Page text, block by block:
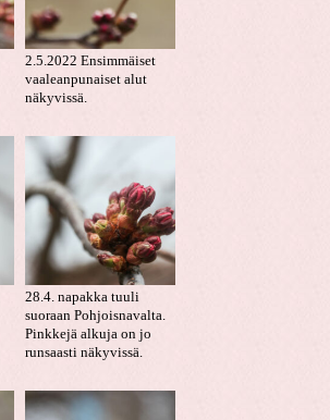
2.5.2022 Ensimmäiset
vaaleanpunaiset alut
näkyvissä.
28.4. napakka tuuli
suoraan Pohjoisnavalta.
Pinkkejä alkuja on jo
runsaasti näkyvissä.